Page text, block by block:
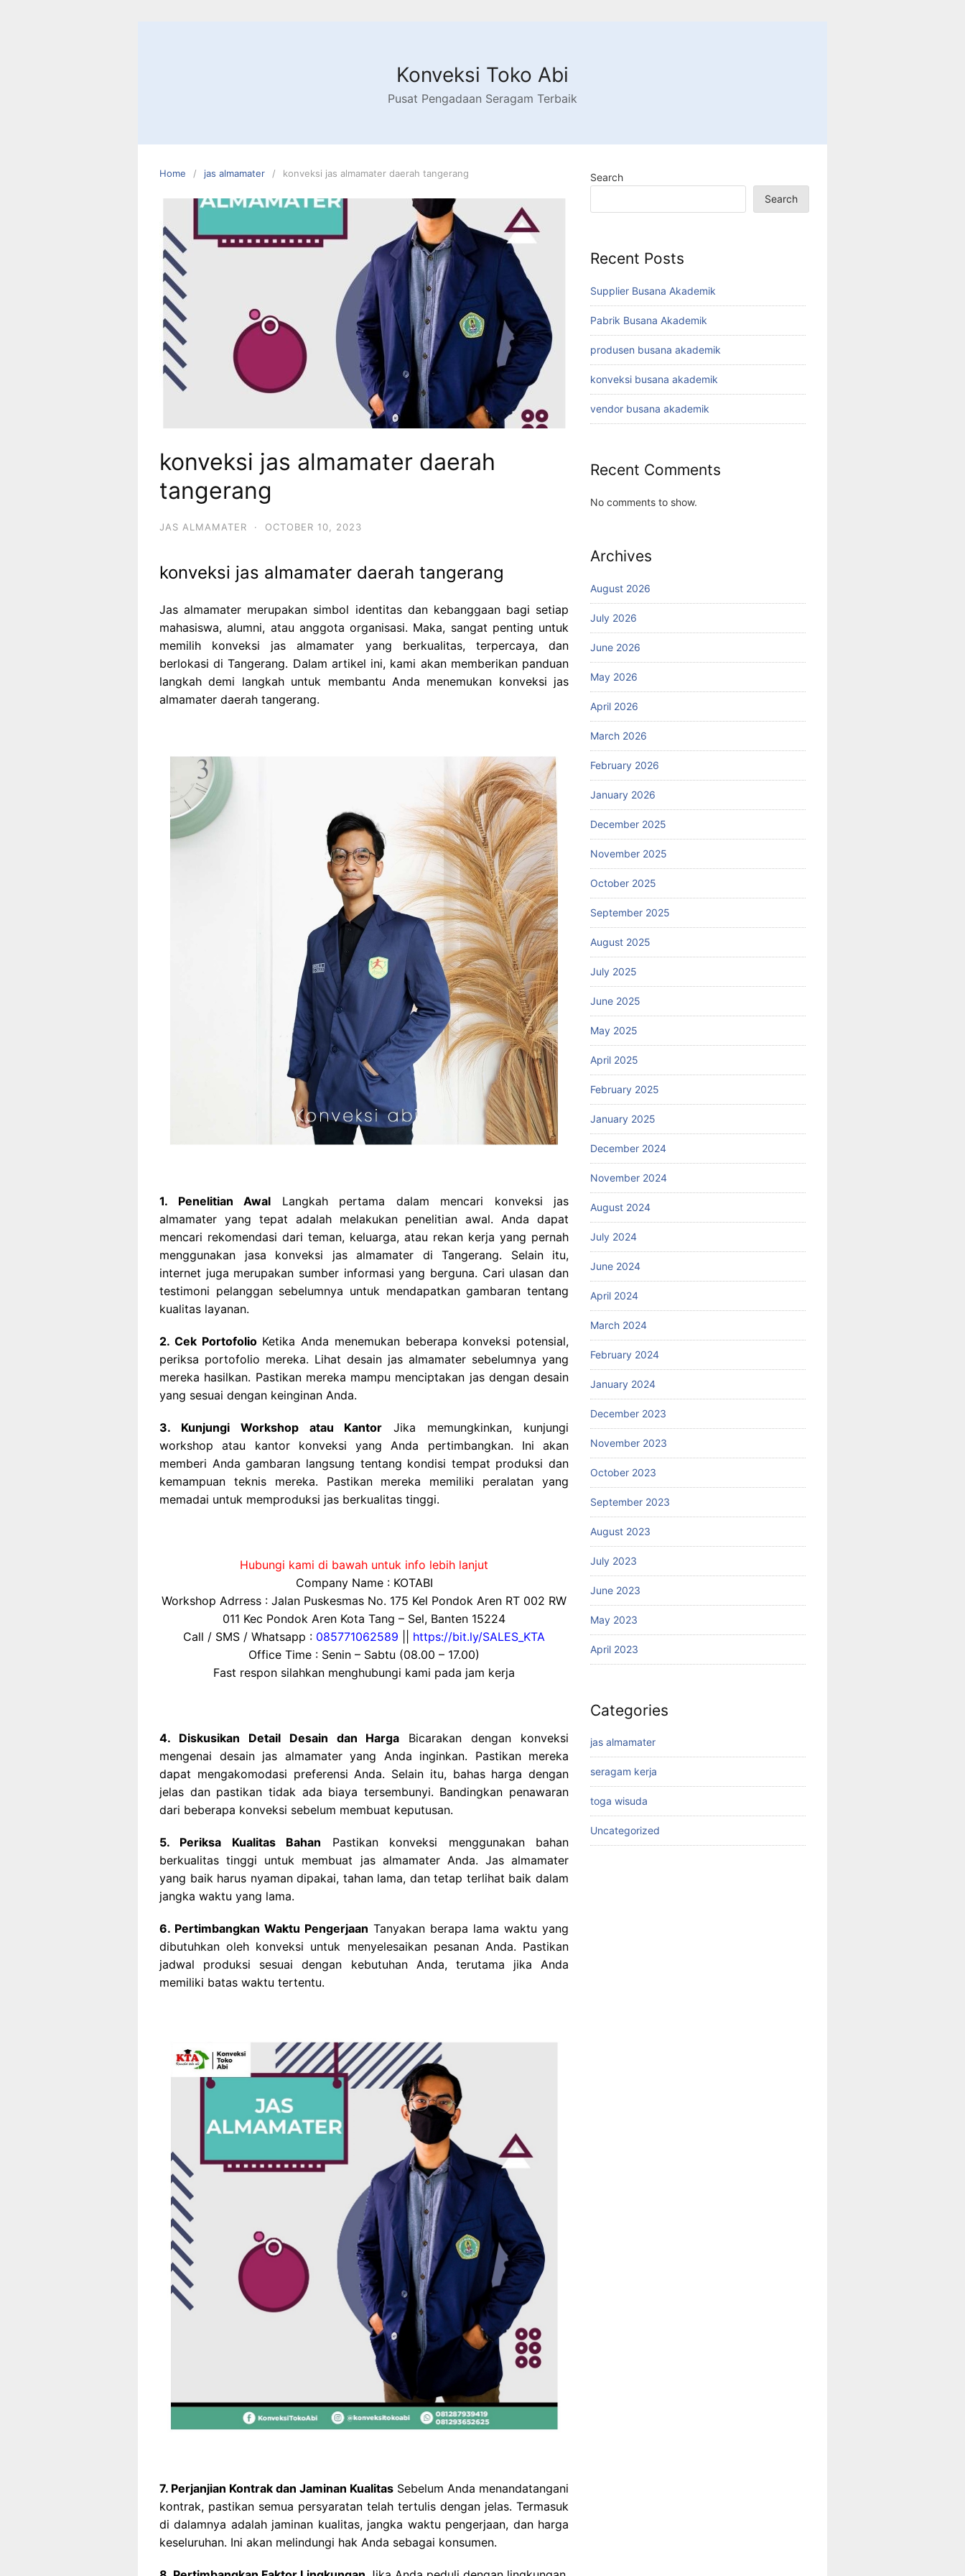
Konveksi Toko Abi
Pusat Pengadaan Seragam Terbaik
Home jas almamater konveksi jas almamater daerah tangerang
konveksi jas almamater daerah
tangerang
JAS ALMAMATER · OCTOBER 10, 2023
konveksi jas almamater daerah tangerang
Jas almamater merupakan simbol identitas dan kebanggaan bagi setiap
mahasiswa, alumni, atau anggota organisasi. Maka, sangat penting untuk
memilih konveksi jas almamater yang berkualitas, terpercaya, dan
berlokasi di Tangerang. Dalam artikel ini, kami akan memberikan panduan
langkah demi langkah untuk membantu Anda menemukan konveksi jas
almamater daerah tangerang.
1. Penelitian Awal Langkah pertama dalam mencari konveksi jas
almamater yang tepat adalah melakukan penelitian awal. Anda dapat
mencari rekomendasi dari teman, keluarga, atau rekan kerja yang pernah
menggunakan jasa konveksi jas almamater di Tangerang. Selain itu,
internet juga merupakan sumber informasi yang berguna. Cari ulasan dan
testimoni pelanggan sebelumnya untuk mendapatkan gambaran tentang
kualitas layanan.
2. Cek PortofolioKetika Anda menemukan beberapa konveksi potensial,
periksa portofolio mereka. Lihat desain jas almamater sebelumnya yang
mereka hasilkan. Pastikan mereka mampu menciptakan jas dengan desain
yang sesuai dengan keinginan Anda.
3. Kunjungi Workshop atau Kantor Jika memungkinkan, kunjungi
workshop atau kantor konveksi yang Anda pertimbangkan. Ini akan
memberi Anda gambaran langsung tentang kondisi tempat produksi dan
kemampuan teknis mereka. Pastikan mereka memiliki peralatan yang
memadai untuk memproduksi jas berkualitas tinggi.
Hubungi kami di bawah untuk info lebih lanjut
Company Name : KOTABI
Workshop Adrress : Jalan Puskesmas No. 175 Kel Pondok Aren RT 002 RW
011 Kec Pondok Aren Kota Tang – Sel, Banten 15224
Call / SMS / Whatsapp : 085771062589
https://bit.ly/SALES_KTA
Office Time : Senin – Sabtu (08.00 – 17.00)
Fast respon silahkan menghubungi kami pada jam kerja
4. Diskusikan Detail Desain dan Harga Bicarakan dengan konveksi
mengenai desain jas almamater yang Anda inginkan. Pastikan mereka
dapat mengakomodasi preferensi Anda. Selain itu, bahas harga dengan
jelas dan pastikan tidak ada biaya tersembunyi. Bandingkan penawaran
dari beberapa konveksi sebelum membuat keputusan.
5. Periksa Kualitas Bahan Pastikan konveksi menggunakan bahan
berkualitas tinggi untuk membuat jas almamater Anda. Jas almamater
yang baik harus nyaman dipakai, tahan lama, dan tetap terlihat baik dalam
jangka waktu yang lama.
6. Pertimbangkan Waktu Pengerjaan Tanyakan berapa lama waktu yang
dibutuhkan oleh konveksi untuk menyelesaikan pesanan Anda. Pastikan
jadwal produksi sesuai dengan kebutuhan Anda, terutama jika Anda
memiliki batas waktu tertentu.
7. Perjanjian Kontrak dan Jaminan Kualitas Sebelum Anda menandatangani
kontrak, pastikan semua persyaratan telah tertulis dengan jelas. Termasuk
di dalamnya adalah jaminan kualitas, jangka waktu pengerjaan, dan harga
keseluruhan. Ini akan melindungi hak Anda sebagai konsumen.
Search
Search
Recent Posts
Supplier Busana Akademik
Pabrik Busana Akademik
produsen busana akademik
konveksi busana akademik
vendor busana akademik
Recent Comments
No comments to show.
Archives
August 2026
July 2026
June 2026
May 2026
April 2026
March 2026
February 2026
January 2026
December 2025
November 2025
October 2025
September 2025
August 2025
July 2025
June 2025
May 2025
April 2025
February 2025
January 2025
December 2024
November 2024
August 2024
July 2024
June 2024
April 2024
March 2024
February 2024
January 2024
December 2023
November 2023
October 2023
September 2023
August 2023
July 2023
June 2023
May 2023
April 2023
Categories
jas almamater
seragam kerja
toga wisuda
Uncategorized